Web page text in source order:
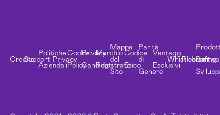
CreditsSupport
Politiche
Aziendali
Privacy
Cookie
Policy
Privacy
Candidati
Marchio
Registrato
Mappa
del
Sito
Codice
Etico
Parità
di
Genere
Vantaggi
Esclusivi
Whistleblowing
Risorse